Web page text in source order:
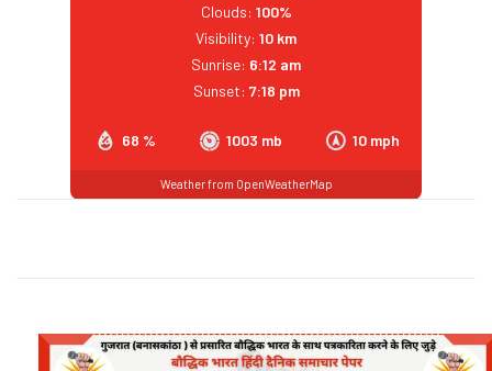
68 % 1003 mb 10 mph
Clouds: 100%
Visibility: 10 km
Sunrise: 6:12 am
Sunset: 7:18 pm
Weather from OpenWeatherMap